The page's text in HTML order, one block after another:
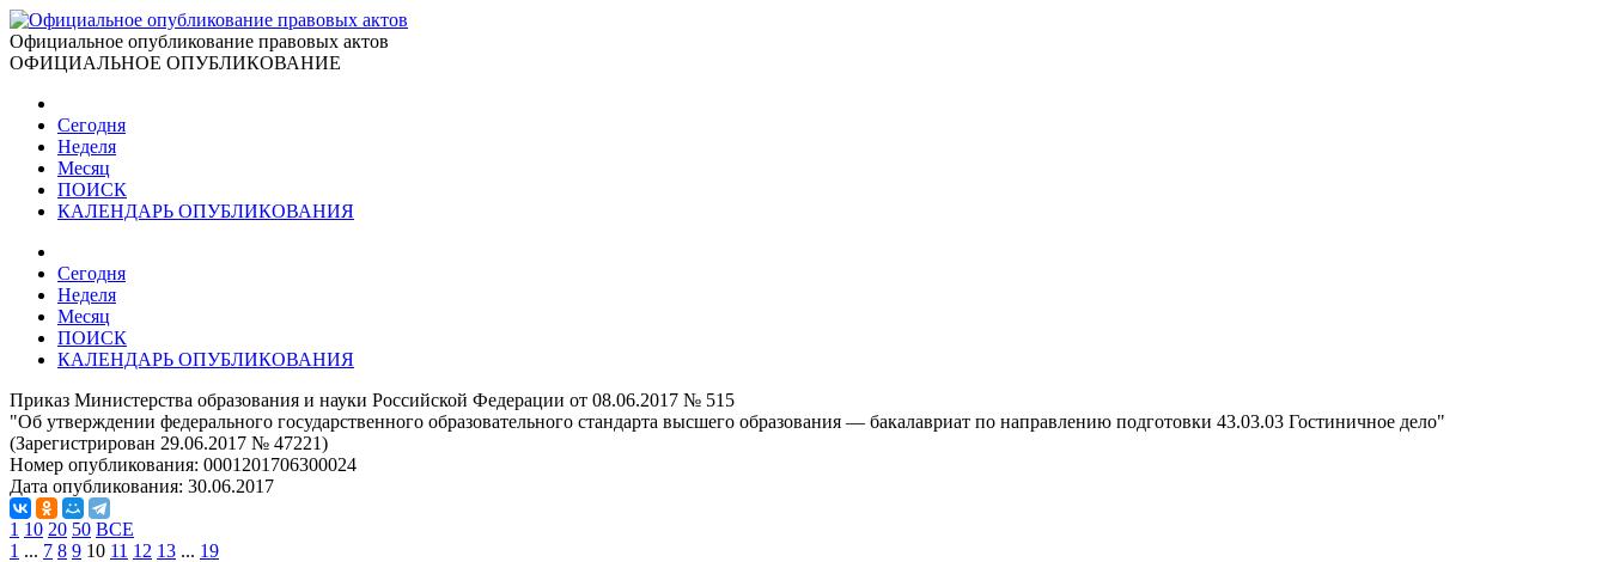
Официальное опубликование правовых актов
ОФИЦИАЛЬНОЕ ОПУБЛИКОВАНИЕ
Сегодня
Неделя
Месяц
ПОИСК
КАЛЕНДАРЬ ОПУБЛИКОВАНИЯ
Сегодня
Неделя
Месяц
ПОИСК
КАЛЕНДАРЬ ОПУБЛИКОВАНИЯ
Приказ Министерства образования и науки Российской Федерации от 08.06.2017 № 515
"Об утверждении федерального государственного образовательного стандарта высшего образования — бакалавриат по направлению подготовки 43.03.03 Гостиничное дело"
(Зарегистрирован 29.06.2017 № 47221)
Номер опубликования: 0001201706300024
Дата опубликования: 30.06.2017
1 10 20 50 ВСЕ
1 ... 7 8 9 10 11 12 13 ... 19